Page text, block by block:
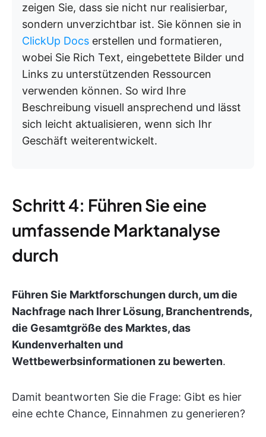
zeigen Sie, dass sie nicht nur realisierbar,
sondern unverzichtbar ist. Sie können sie in
ClickUp Docs erstellen und formatieren,
wobei Sie Rich Text, eingebettete Bilder und
Links zu unterstützenden Ressourcen
verwenden können. So wird Ihre
Beschreibung visuell ansprechend und lässt
sich leicht aktualisieren, wenn sich Ihr
Geschäft weiterentwickelt.
Schritt 4: Führen Sie eine
umfassende Marktanalyse
durch
Führen Sie Marktforschungen durch, um die
Nachfrage nach Ihrer Lösung, Branchentrends,
die Gesamtgröße des Marktes, das
Kundenverhalten und
Wettbewerbsinformationen zu bewerten.
Damit beantworten Sie die Frage: Gibt es hier
eine echte Chance, Einnahmen zu generieren?